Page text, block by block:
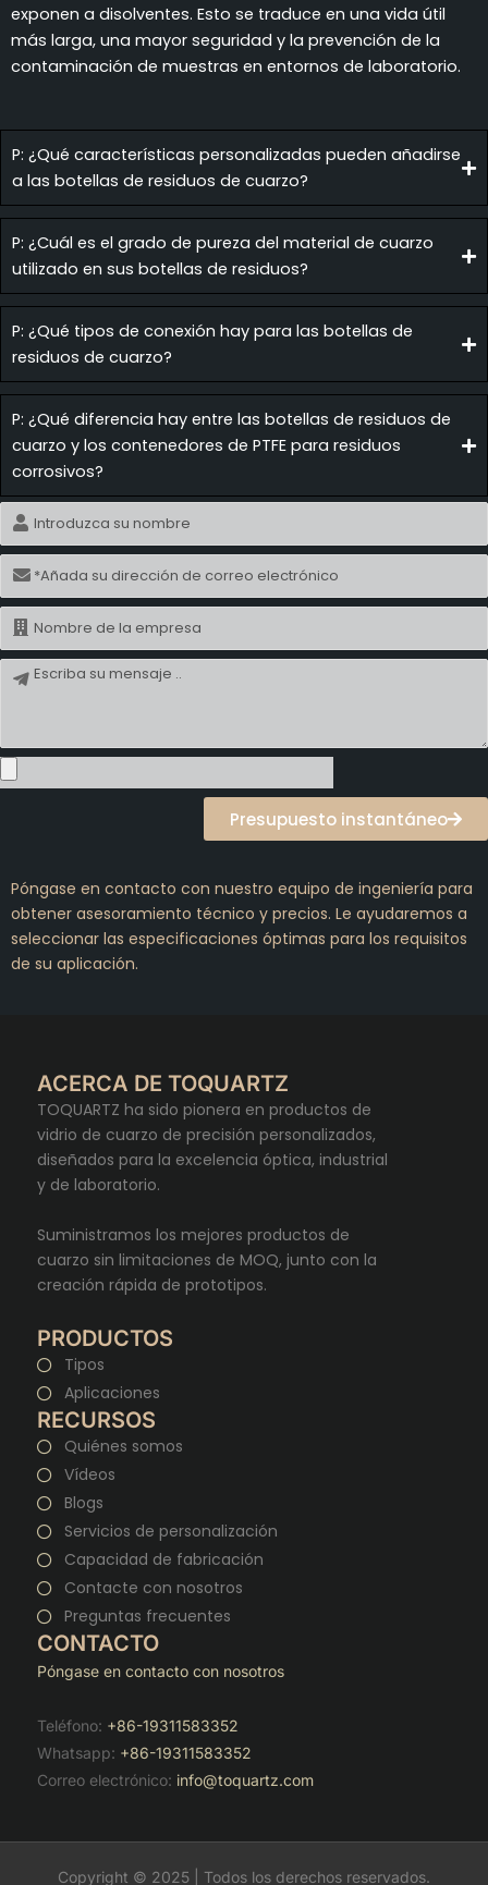
exponen a disolventes. Esto se traduce en una vida útil
más larga, una mayor seguridad y la prevención de la
contaminación de muestras en entornos de laboratorio.
P: ¿Qué características personalizadas pueden añadirse
a las botellas de residuos de cuarzo?
P: ¿Cuál es el grado de pureza del material de cuarzo
utilizado en sus botellas de residuos?
P: ¿Qué tipos de conexión hay para las botellas de
residuos de cuarzo?
P: ¿Qué diferencia hay entre las botellas de residuos de
cuarzo y los contenedores de PTFE para residuos
corrosivos?
Nombre
Correo
electrónico
Nombre
Mensaje
Presupuesto instantáneo
Póngase en contacto con nuestro equipo de ingeniería para
obtener asesoramiento técnico y precios. Le ayudaremos a
seleccionar las especificaciones óptimas para los requisitos
de su aplicación.
ACERCA DE TOQUARTZ
TOQUARTZ ha sido pionera en productos de
vidrio de cuarzo de precisión personalizados,
diseñados para la excelencia óptica, industrial
y de laboratorio.
Suministramos los mejores productos de
cuarzo sin limitaciones de MOQ, junto con la
creación rápida de prototipos.
PRODUCTOS
Tipos
Aplicaciones
RECURSOS
Quiénes somos
Vídeos
Blogs
Servicios de personalización
Capacidad de fabricación
Contacte con nosotros
Preguntas frecuentes
CONTACTO
Póngase en contacto con nosotros
Teléfono: +86-19311583352
Whatsapp: +86-19311583352
Correo electrónico: info@toquartz.com
Copyright © 2025 | Todos los derechos reservados.